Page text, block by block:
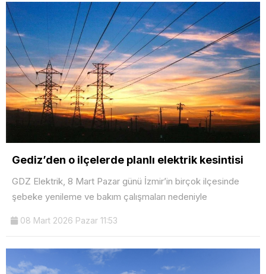
Gediz’den o ilçelerde planlı elektrik kesintisi
GDZ Elektrik, 8 Mart Pazar günü İzmir’in birçok ilçesinde
şebeke yenileme ve bakım çalışmaları nedeniyle
08 Mart 2026 Pazar 11:53